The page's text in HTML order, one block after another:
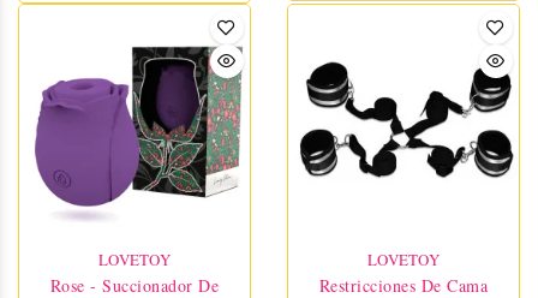
LOVETOY
Rose - Succionador De
LOVETOY
Restricciones De Cama